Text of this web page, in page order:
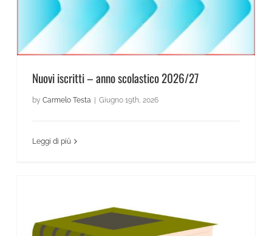
Nuovi iscritti – anno scolastico 2026/27
byCarmelo Testa | Giugno 19th, 2026
Leggi di più